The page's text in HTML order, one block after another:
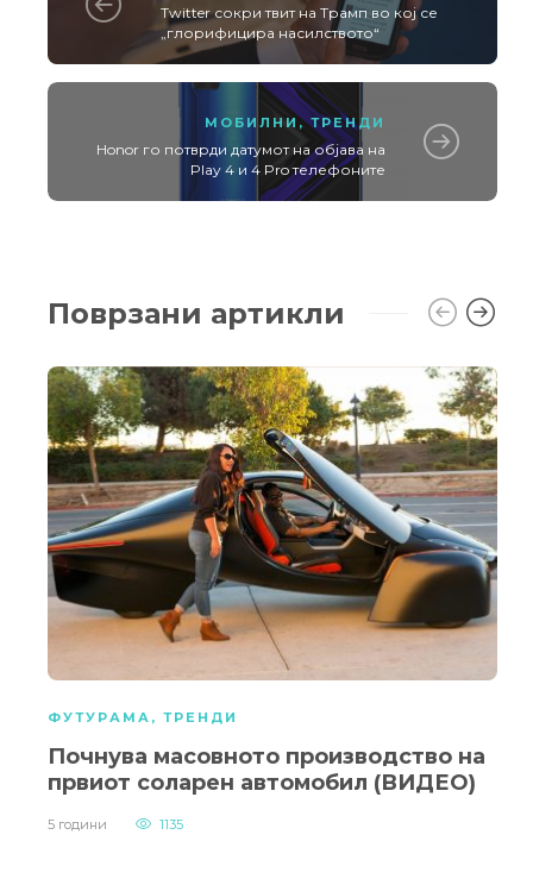
Twitter сокри твит на Трамп во кој се
„глорифицира насилството“
МОБИЛНИ ,ТРЕНДИ
Honor го потврди датумот на објава на
Play 4 и 4 Pro телефоните
Поврзани артикли
ФУТУРАМА , ТРЕНДИ
Почнува масовното производство на
првиот соларен автомобил (ВИДЕО)
5 години 1135